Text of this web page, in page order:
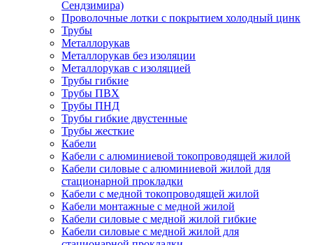
Сендзимира)
Проволочные лотки с покрытием холодный цинк
Трубы
Металлорукав
Металлорукав без изоляции
Металлорукав с изоляцией
Трубы гибкие
Трубы ПВХ
Трубы ПНД
Трубы гибкие двустенные
Трубы жесткие
Кабели
Кабели с алюминиевой токопроводящей жилой
Кабели силовые с алюминиевой жилой для
стационарной прокладки
Кабели с медной токопроводящей жилой
Кабели монтажные с медной жилой
Кабели силовые с медной жилой гибкие
Кабели силовые с медной жилой для